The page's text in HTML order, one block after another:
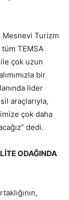
Turizm
TEMSA
çok uzun
bir
lider
araçlarıyla,
çok daha
dedi.
ODAĞINDA